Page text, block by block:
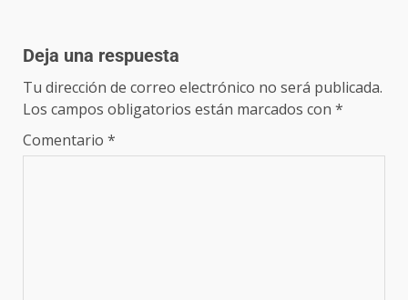
Deja una respuesta
Tu dirección de correo electrónico no será publicada.
Los campos obligatorios están marcados con *
Comentario *